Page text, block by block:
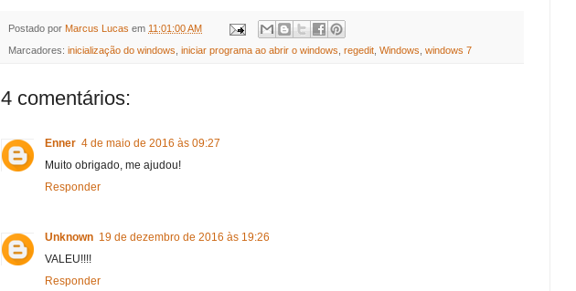
Postado por Marcus Lucas em 11:01:00 AM
Marcadores: inicialização do windows iniciar programa ao abrir o windows regedit Windows windows 7
4 comentários:
Enner 4 de maio de 2016 às 09:27
Muito obrigado, me ajudou!
Responder
Unknown 19 de dezembro de 2016 às 19:26
VALEU!!!!
Responder